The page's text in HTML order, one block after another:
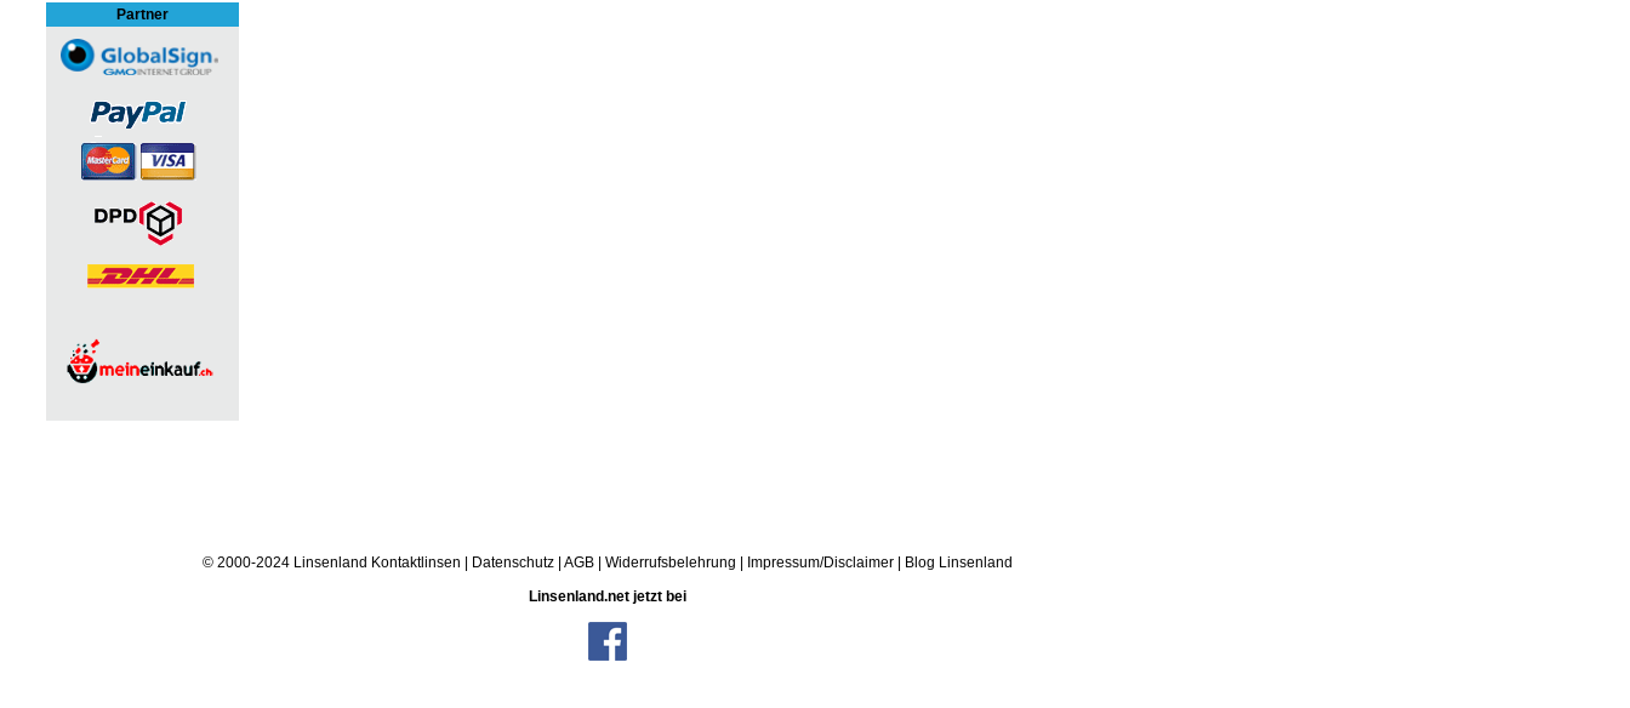
Partner
© 2000-2024 Linsenland Kontaktlinsen Datenschutz AGB Widerrufsbelehrung Impressum/Disclaimer
Blog Linsenland
Linsenland.net jetzt bei